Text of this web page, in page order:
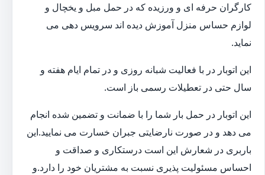
کارگران حرفه ای و ورزیده که در حمل مبل و یخچال و
لوازم حساس منزل آموزش دیده اند سرویس دهی می
نماید.
این اتوبار در با فعالیت شبانه روزی و در تمام ایام هفته و
سال حتی در تعطیلات رسمی باز است.
این اتوبار در حمل بار شما را با ضمانت و تضمین شده انجام
می دهد و در صورت نارضایتی جبران خسارت می نمایید.این
باربری در شعارش این است درستکاری و صداقت و
احساس مسئولیت پذیری نسبت به مشتریان خود را دارد.و